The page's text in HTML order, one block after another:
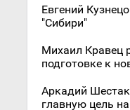
Евгений
"Сибири"
Михаил Кравец
подготовке к
Аркадий
главную цель